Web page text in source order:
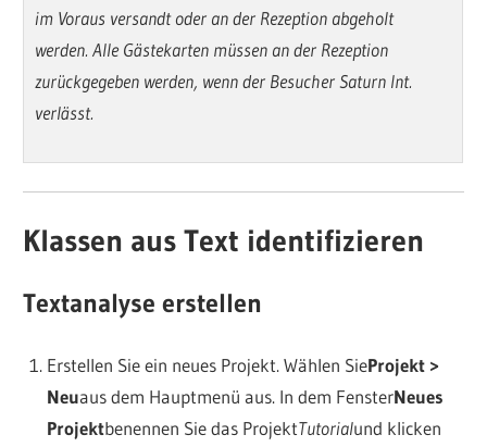
im Voraus versandt oder an der Rezeption abgeholt
werden. Alle Gästekarten müssen an der Rezeption
zurückgegeben werden, wenn der Besucher Saturn Int.
verlässt.
Klassen aus Text identifizieren
Textanalyse erstellen
Erstellen Sie ein neues Projekt. Wählen SieProjekt >
Neuaus dem Hauptmenü aus. In dem FensterNeues
Projektbenennen Sie das ProjektTutorialund klicken